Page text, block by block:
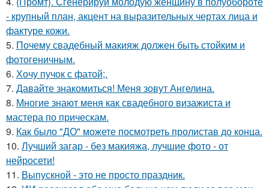
- крупный план, акцент на выразительных чертах лица и
фактуре кожи.
5. Почему свадебный макияж должен быть стойким и
фотогеничным.
6. Хочу пучок с фатой;.
7. Давайте знакомиться! Меня зовут Ангелина.
8. Многие знают меня как свадебного визажиста и
мастера по прическам.
9. Как было "ДО" можете посмотреть пролистав до конца.
10. Лучший загар - без макияжа, лучшие фото - от
нейросети!
11. Выпускной - это не просто праздник.